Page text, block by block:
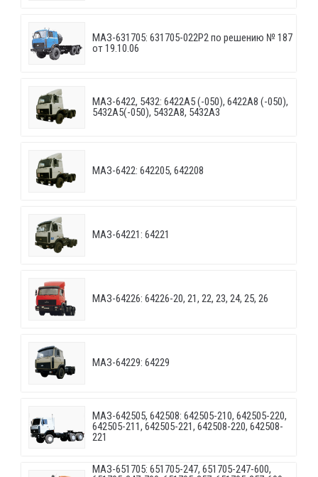
МАЗ-631705: 631705-022P2 по решению № 187
от 19.10.06
МАЗ-6422, 5432: 6422A5 (-050), 6422A8 (-050),
5432A5(-050), 5432A8, 5432A3
МАЗ-6422: 642205, 642208
МАЗ-64221: 64221
МАЗ-64226: 64226-20, 21, 22, 23, 24, 25, 26
МАЗ-64229: 64229
МАЗ-642505, 642508: 642505-210, 642505-220,
642505-211, 642505-221, 642508-220, 642508-
221
МАЗ-651705: 651705-247, 651705-247-600,